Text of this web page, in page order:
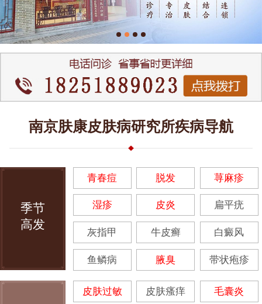
南京肤康皮肤病研究所疾病导航
季节
高发
青春痘 脱发 荨麻疹
湿疹 皮炎 扁平疣
灰指甲 牛皮癣 白癜风
鱼鳞病 腋臭 带状疱疹
皮肤过敏 皮肤瘙痒 毛囊炎